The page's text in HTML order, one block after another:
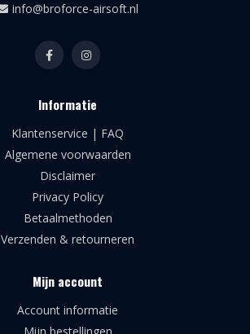
info@broforce-airsoft.nl
Informatie
Klantenservice | FAQ
Algemene voorwaarden
Disclaimer
Privacy Policy
Betaalmethoden
Verzenden & retourneren
Mijn account
Account informatie